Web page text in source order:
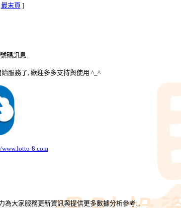
最末頁 ]
碼訊息..
始服務了, 歡迎多多支持與使用 ^_^
8.com
為大家服務更新資訊與提供更多數據分析參考...